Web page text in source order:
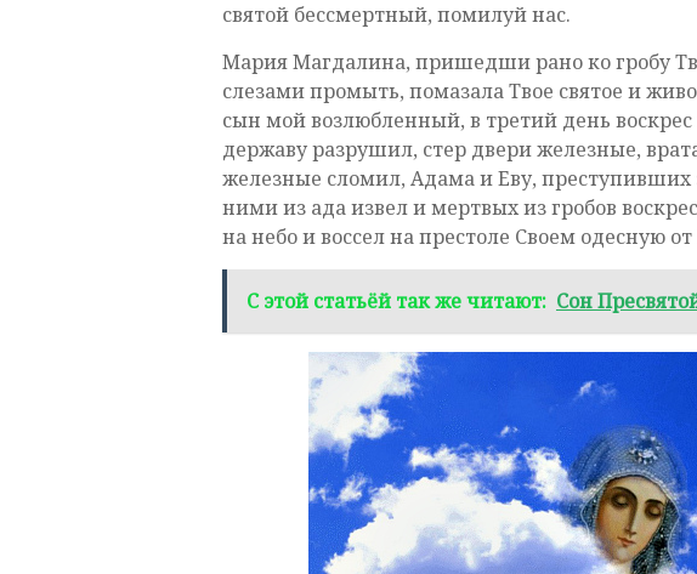
святой бессмертный, помилуй нас.
Мария Магдалина, пришедши рано ко гробу
слезами промыть, помазала Твое святое и
сын мой возлюбленный, в третий день
державу разрушил, стер двери железные,
железные сломил, Адама и Еву, преступивших
ними из ада извел и мертвых из гробов
на небо и воссел на престоле Своем одесную
С этой статьёй так же читают: Сон